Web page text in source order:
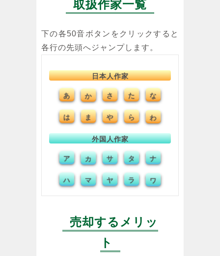
取扱作家一覧
下の各50音ボタンをクリックすると
各行の先頭へジャンプします。
日本人作家
あ か さ た な
は ま や ら わ
外国人作家
ア カ サ タ ナ
ハ マ ヤ ラ ワ
売却するメリッ
ト